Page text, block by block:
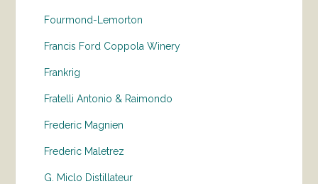
Fourmond-Lemorton
Francis Ford Coppola Winery
Frankrig
Fratelli Antonio & Raimondo
Frederic Magnien
Frederic Maletrez
G. Miclo Distillateur